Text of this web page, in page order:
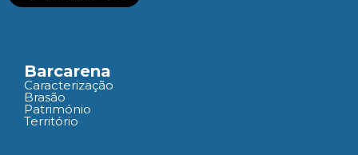
Barcarena
Caracterização
Brasão
Património
Território